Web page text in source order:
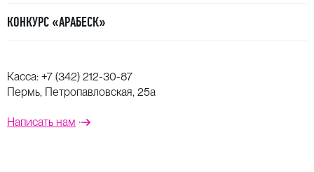
КОНКУРС «АРАБЕСК»
Касса: +7 (342) 212-30-87
Пермь, Петропавловская, 25а
Написать нам